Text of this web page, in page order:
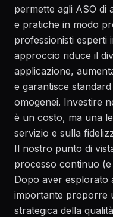
permette agli ASO di
e pratiche in modo
professionisti esperti
approccio riduce il
applicazione,
e garantisce
omogenei. Investire
è un costo, ma una
servizio e sulla
Il nostro punto di
processo continuo
Dopo aver esplorato
importante proporre
strategica della